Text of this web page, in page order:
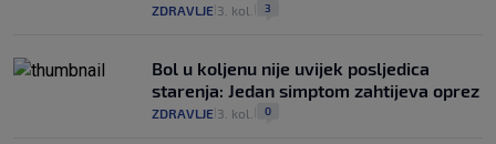
ZDRAVLJE 3. kol. 3
Bol u koljenu nije uvijek posljedica
starenja: Jedan simptom zahtijeva oprez
ZDRAVLJE 3. kol. 0